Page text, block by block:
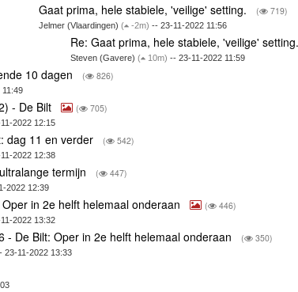
Gaat prima, hele stabiele, 'veilige' setting. ( 719)
Jelmer (Vlaardingen)( -2m) -- 23-11-2022 11:56
Re: Gaat prima, hele stabiele, 'veilige' setting.
Steven (Gavere) ( 10m) -- 23-11-2022 11:59
10 dagen ( 826)
11:49
- De Bilt ( 705)
2022 12:15
dag 11 en verder ( 542)
2022 12:38
termijn ( 447)
2022 12:39
in 2e helft helemaal onderaan ( 446)
2022 13:32
- De Bilt: Oper in 2e helft helemaal onderaan ( 350)
23-11-2022 13:33